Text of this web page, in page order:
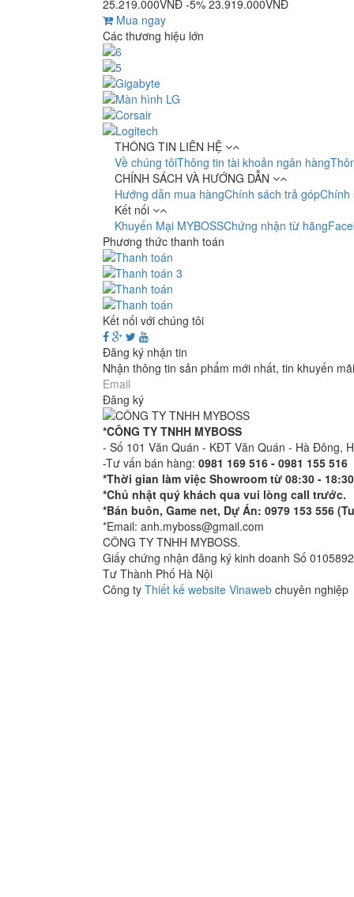
25.219.000VNĐ -5% 23.919.000VNĐ
Mua ngay
Các thương hiệu lớn
THÔNG TIN LIÊN HỆ
Về chúng tôiThông tin tài khoản ngân hàng
CHÍNH SÁCH VÀ HƯỚNG DẪN
Hướng dẫn mua hàngChính sách trả gópChính
Kết nối
Khuyến Mại MYBOSSChứng nhận từ hãng
Phương thức thanh toán
Kết nối với chúng tôi
Đăng ký nhận tin
Nhận thông tin sản phẩm mới nhất, tin khuyến
Đăng ký
*CÔNG TY TNHH MYBOSS
- Số 101 Văn Quán - KĐT Văn Quán - Hà Đông,
-Tư vấn bán hàng: 0981 169 516 - ​0981 155 516
*Thời gian làm việc Showroom từ 08:30 -
*Chủ nhật quý khách qua vui lòng call trước.
*Bán buôn, Game net, Dự Án: 0979 153 556
*Email: anh.myboss@gmail.com
CÔNG TY TNHH MYBOSS.
Giấy chứng nhận đăng ký kinh doanh Số
Tư Thành Phố Hà Nội
Công ty Thiết kế website Vinaweb chuyên nghiệp